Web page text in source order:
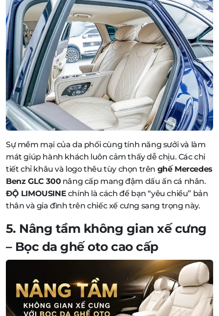
Sự mềm mại của da phối cùng tính năng sưởi và làm
mát giúp hành khách luôn cảm thấy dễ chịu. Các chi
tiết chỉ khâu và logo thêu tùy chọn trên ghế Mercedes
Benz GLC 300nâng cấp mang đậm dấu ấn cá nhân.
ĐỘ LIMOUSINE chính là cách để bạn “yêu chiều” bản
thân và gia đình trên chiếc xế cưng sang trọng này.
5. Nâng tầm không gian xế cưng
– Bọc da ghế oto cao cấp